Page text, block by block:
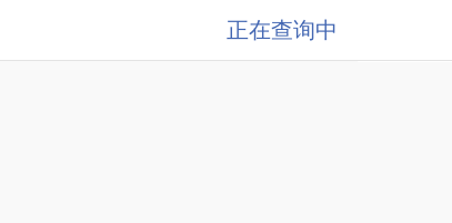
正在查询中